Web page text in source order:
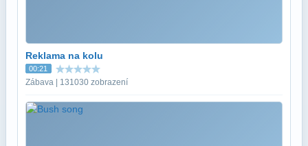
Reklama na kolu
00:21
Zábava | 131030 zobrazení